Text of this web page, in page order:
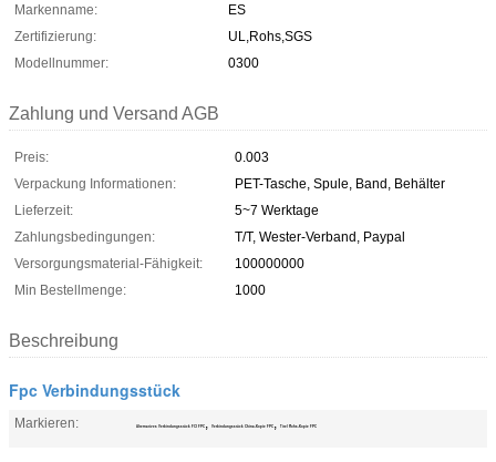
Markenname:
ES
Zertifizierung:
UL,Rohs,SGS
Modellnummer:
0300
Zahlung und Versand AGB
Preis:
0.003
Verpackung Informationen:
PET-Tasche, Spule, Band, Behälter
Lieferzeit:
5~7 Werktage
Zahlungsbedingungen:
T/T, Wester-Verband, Paypal
Versorgungsmaterial-Fähigkeit:
100000000
Min Bestellmenge:
1000
Beschreibung
Fpc Verbindungsstück
Markieren: Alternatives Verbindungsstück FCI FPC , Verbindungsstück China-Kopie FPC , Titel Rohs-Kopie FPC